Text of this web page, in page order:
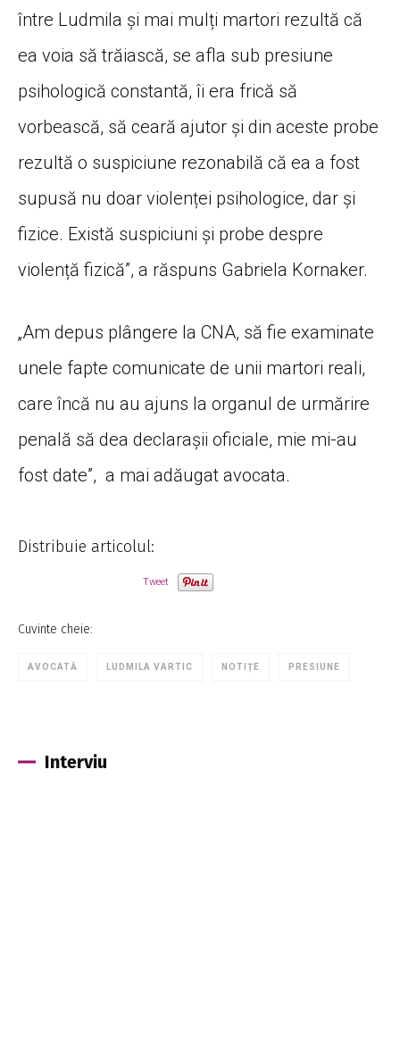
între Ludmila și mai mulți martori rezultă că
ea voia să trăiască, se afla sub presiune
psihologică constantă, îi era frică să
vorbească, să ceară ajutor și din aceste probe
rezultă o suspiciune rezonabilă că ea a fost
supusă nu doar violenței psihologice, dar și
fizice. Există suspiciuni și probe despre
violență fizică”, a răspuns Gabriela Kornaker.
„Am depus plângere la CNA, să fie examinate
unele fapte comunicate de unii martori reali,
care încă nu au ajuns la organul de urmărire
penală să dea declarașii oficiale, mie mi-au
fost date”, a mai adăugat avocata.
Distribuie articolul:
Tweet
Cuvinte cheie:
AVOCATĂ LUDMILA VARTIC NOTIȚE PRESIUNE
Interviu